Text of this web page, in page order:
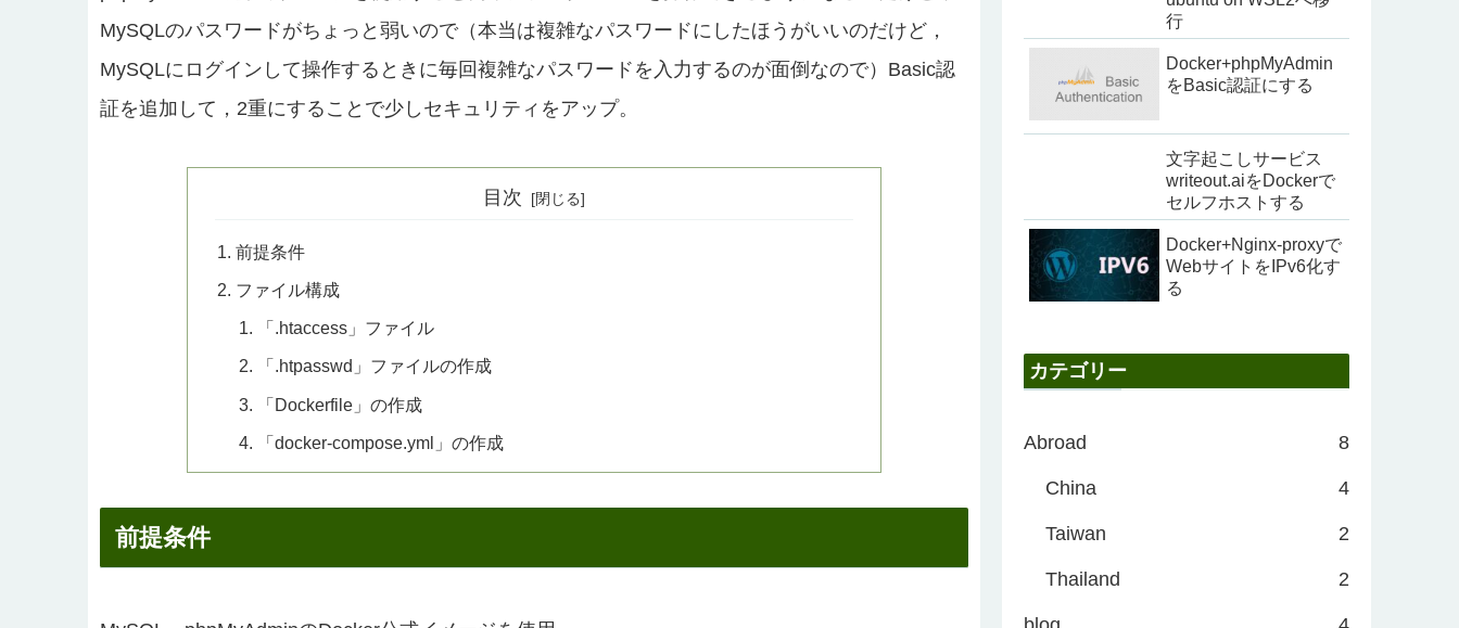
MySQLのパスワードがちょっと弱いので（本当は複雑なパスワードにしたほうがいいのだけど，
MySQLにログインして操作するときに毎回複雑なパスワードを入力するのが面倒なので）Basic認
証を追加して，2重にすることで少しセキュリティをアップ。
目次
前提条件
ファイル構成
「.htaccess」ファイル
「.htpasswd」ファイルの作成
「Dockerfile」の作成
「docker-compose.yml」の作成
前提条件
行
Docker+phpMyAdmin
をBasic認証にする
文字起こしサービス
writeout.aiをDockerで
セルフホストする
Docker+Nginx-proxyで
WebサイトをIPv6化す
る
カテゴリー
Abroad 8
China 4
Taiwan 2
Thailand 2